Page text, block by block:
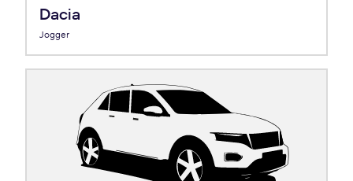
Dacia
Jogger